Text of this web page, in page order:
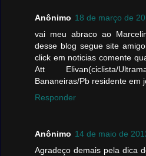
Anônimo 18 de março de
vai meu abraco ao
desse blog segue site
click em noticias comente
Att Elivan(ciclista/
Bananeiras/Pb residente em
Responder
Anônimo 14 de maio de
Agradeço demais pela dica